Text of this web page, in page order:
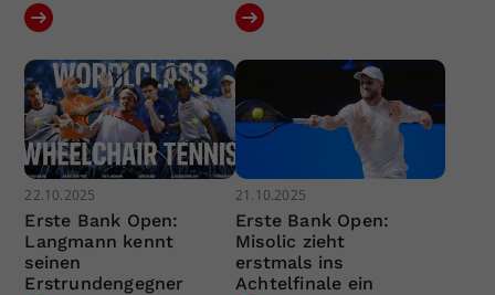
22.10.2025
Erste Bank Open:
Langmann kennt
seinen
Erstrundengegner
21.10.2025
Erste Bank Open:
Misolic zieht
erstmals ins
Achtelfinale ein